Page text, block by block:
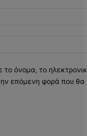
το όνομα, το
επόμενη φορά που